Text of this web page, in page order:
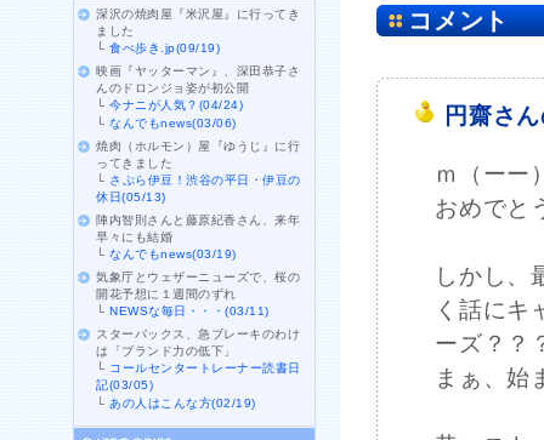
コメント
円齋さ
ｍ（ーー
おめでと
しかし、
く話にキ
ーズ？？
まぁ、始
深沢の焼肉屋『米沢屋』に行ってき
ました
└食べ歩き.jp(09/19)
映画『ヤッターマン』、深田恭子さ
んのドロンジョ姿が初公開
└今ナニが人気？(04/24)
└なんでもnews(03/06)
焼肉（ホルモン）屋『ゆうじ』に行
ってきました
└ さぷら伊豆！渋谷の平日・伊豆の
休日(05/13)
陣内智則さんと藤原紀香さん、来年
早々にも結婚
└なんでもnews(03/19)
気象庁とウェザーニューズで、桜の
開花予想に１週間のずれ
└NEWSな毎日・・・(03/11)
スターバックス、急ブレーキのわけ
は「ブランド力の低下」
└ コールセンタートレーナー読書日
記(03/05)
└ あの人はこんな方(02/19)